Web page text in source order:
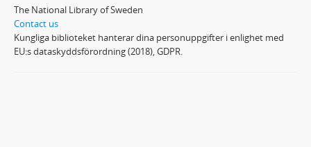
The National Library of Sweden
Contact us
Kungliga biblioteket hanterar dina personuppgifter i enlighet med
EU:s dataskyddsförordning (2018), GDPR.